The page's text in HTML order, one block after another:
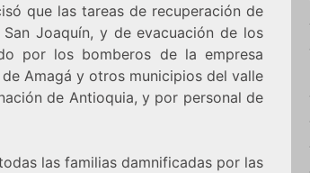
que las tareas de recuperación de
Joaquín, y de evacuación de los
por los bomberos de la empresa
Amagá y otros municipios del valle
de Antioquia, y por personal de
las familias damnificadas por las